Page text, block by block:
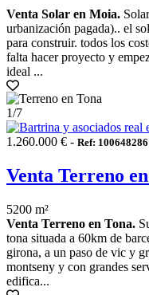
Venta Solar en Moia.
urbanización pagada).. el
para construir. todos los
falta hacer proyecto y
ideal ...
1/7
1.260.000 € - Ref: 100648286
Venta Terreno
5200 m²
Venta Terreno en Tona.
tona situada a 60km de
girona, a un paso de vic y
montseny y con grandes
edifica...